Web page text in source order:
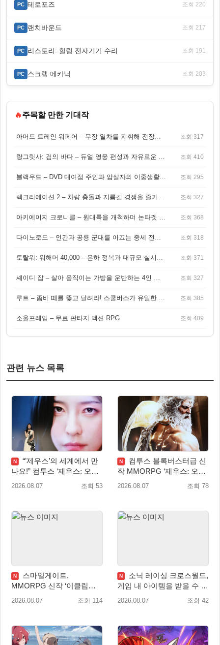
PC 테로포즈 조회 220
PC 랜치바운드 조회 217
PC 리스토리: 힐링 전자기기 수리 조회 191
PC 스크랩 메카닉 조회 203
🔥주목할 만한 기대작
아머드 트레인 워페어 – 무장 열차를 지휘해 전장을 돌파하는 생존 전투 게임 조회 317
랑그릿사: 검의 바다 – 듀얼 영웅 편성과 자유로운 탐험을 결합한 판타지 전략 RPG 조회 410
블랙우드 – DVD 대여점 주인과 암살자의 이중생활을 그린 3인칭 액션 스릴러 게임 조회 295
렉크리에이션 2 – 차량 충돌과 지름길 경쟁을 즐기는 오픈월드 아케이드 레이싱 게임 조회 327
아키에이지 크로니클 – 원대륙을 개척하며 논타겟 전투를 즐기는 오픈월드 MMORPG 조회 368
다이노로드 – 인간과 공룡 군대를 이끄는 중세 전략 액션 RPG 조회 318
토탈워: 워해머 40,000 – 은하 정복과 대규모 실시간 전투가 결합된 전략 게임! 조회 371
셰이디 잡 – 살아 움직이는 가방을 운반하는 4인 협동 물리 어드벤처 게임 조회 327
루트 – 좀비 떼를 뚫고 달려라! 스쿨버스가 유일한 집이 되는 4인 협동 생존 게임 조회 385
소울프레임 – 무료 판타지 액션 RPG 조회 409
관련 뉴스 목록
N
“’제우스’의 세계에서 만
나요!” 컴투스 ‘제우스: 오만
의 신’ 쇼케이스 찾은 배우
2026.08.07 조회 53
N
컴투스 블록버스터급 신
작 MMORPG ‘제우스: 오만
의 신’, 8월 26일 출시!
2026.08.07 조회 78
N
스마일게이트,
MMORPG 신작 ‘이클립스:
더 어웨이크닝’ 9월 10일 론
2026.08.07 조회 114
N
소닉 레이싱 크로스월드,
게임 내 아이템을 받을 수 있
는 ‘레전드 대회 라운드 7’ 개
2026.08.07 조회 42